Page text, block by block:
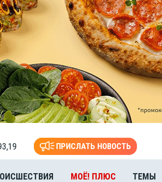
ПРИСЛАТЬ НОВОСТЬ
МОЁ! ПЛЮС ТЕМЫ